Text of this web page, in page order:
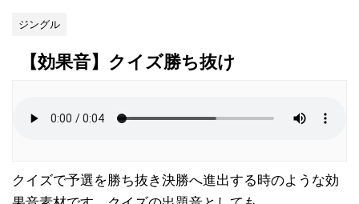
お問合せ
ジングル
【効果音】クイズ勝ち抜け
クイズで予選を勝ち抜き決勝へ進出する時のような効